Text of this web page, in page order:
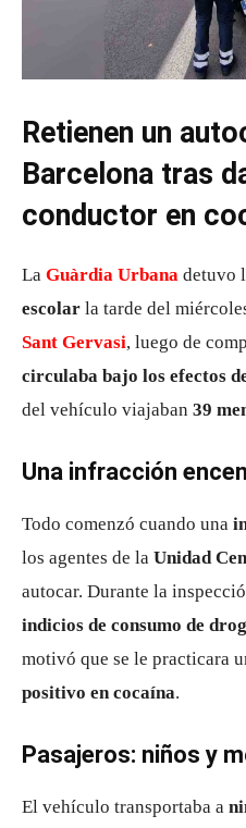
Retienen un
Barcelona tras
conductor en
La Guàrdia Urbana detuvo
escolar la tarde del
Sant Gervasi, luego de
circulaba bajo los efectos
del vehículo viajaban 39
Una infracción
Todo comenzó cuando una
los agentes de la Unidad
autocar. Durante la
indicios de consumo de
motivó que se le practicara
positivo en cocaína.
Pasajeros: niños y
El vehículo transportaba a